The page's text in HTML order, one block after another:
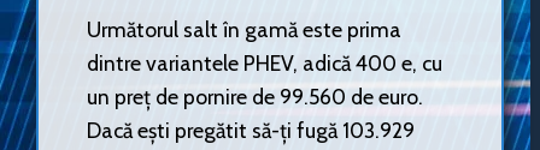
Următorul salt în gamă este prima
dintre variantele PHEV, adică 400 e, cu
un preț de pornire de 99.560 de euro.
Dacă ești pregătit să-ți fugă 103.929